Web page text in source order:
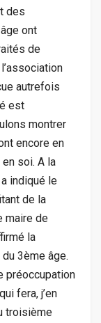
des
ont
de
autrefois
est
montrer
encore en
soi. A la
indiqué le
de la
maire de
la
3ème âge.
préoccupation
fera, j’en
troisième